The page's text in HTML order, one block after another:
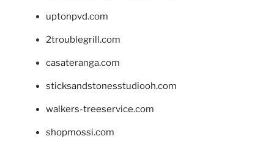
uptonpvd.com
2troublegrill.com
casateranga.com
sticksandstonesstudiooh.com
walkers-treeservice.com
shopmossi.com